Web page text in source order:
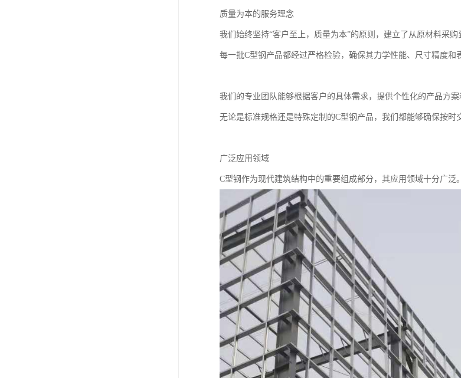
质量为本的服务理念
我们始终坚持“客户至上，质量为本”的原则，建立了从原材料采购
每一批C型钢产品都经过严格检验，确保其力学性能、尺寸精度和
我们的专业团队能够根据客户的具体需求，提供个性化的产品方案
无论是标准规格还是特殊定制的C型钢产品，我们都能够确保按时
广泛应用领域
C型钢作为现代建筑结构中的重要组成部分，其应用领域十分广泛。